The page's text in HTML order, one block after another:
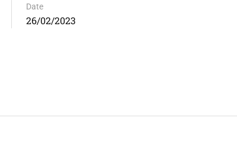
Date
26/02/2023